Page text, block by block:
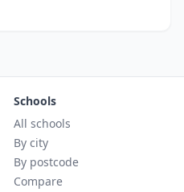
Schools
All schools
By city
By postcode
Compare